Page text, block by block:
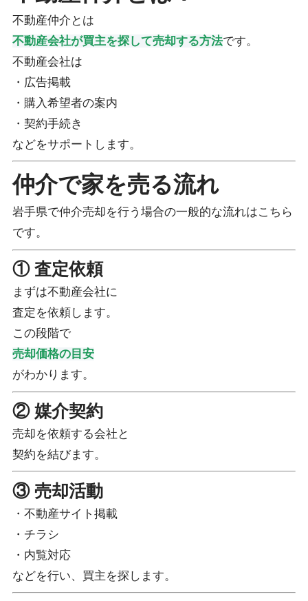
不動産仲介とは
不動産会社が買主を探して売却する方法です。
不動産会社は
・広告掲載
・購入希望者の案内
・契約手続き
などをサポートします。
仲介で家を売る流れ
岩手県で仲介売却を行う場合の一般的な流れはこちら
です。
① 査定依頼
まずは不動産会社に
査定を依頼します。
この段階で
売却価格の目安
がわかります。
② 媒介契約
売却を依頼する会社と
契約を結びます。
③ 売却活動
・不動産サイト掲載
・チラシ
・内覧対応
などを行い、買主を探します。